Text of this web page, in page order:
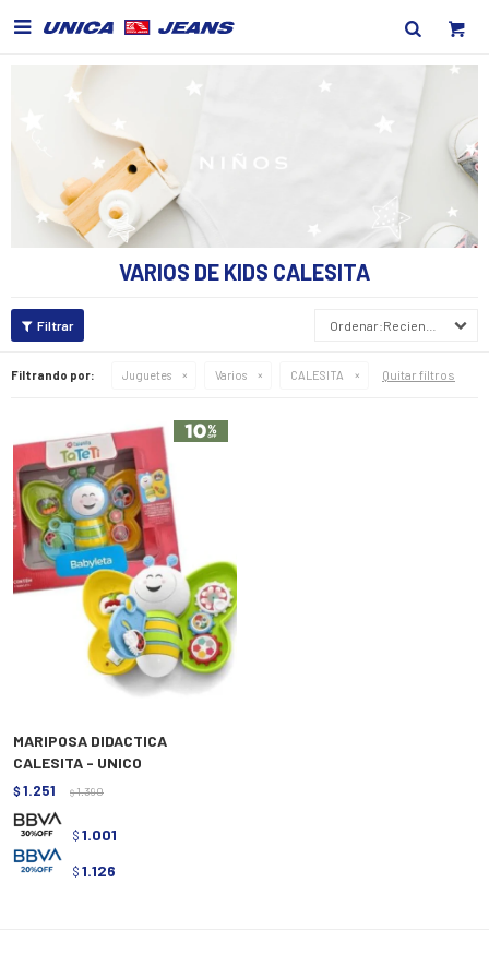

VARIOS DE KIDS CALESITA
Recientes
Filtrando por: Juguetes Varios CALESITA Quitar filtros
MARIPOSA DIDACTICA
CALESITA - UNICO
$ 1.251 $ 1.390
$ 1.001
$ 1.126